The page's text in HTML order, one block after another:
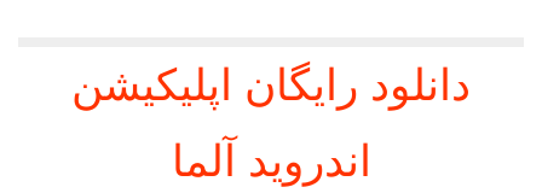
دانلود رایگان اپلیکیشن
اندروید آلما